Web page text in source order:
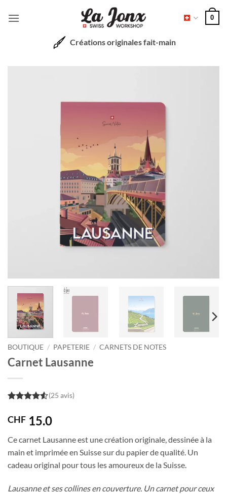
0
Créations originales fait-main
BOUTIQUE / PAPETERIE / CARNETS DE NOTES
Carnet Lausanne
5
(25 avis)
CHF 15.0
Ce carnet Lausanne est une création originale, dessinée à la
main et imprimée en Suisse sur du papier de qualité. Un
cadeau original pour tous les amoureux de la Suisse.
Lausanne et ses collines en couverture. Un carnet pour ceux